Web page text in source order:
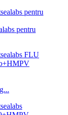
pentru